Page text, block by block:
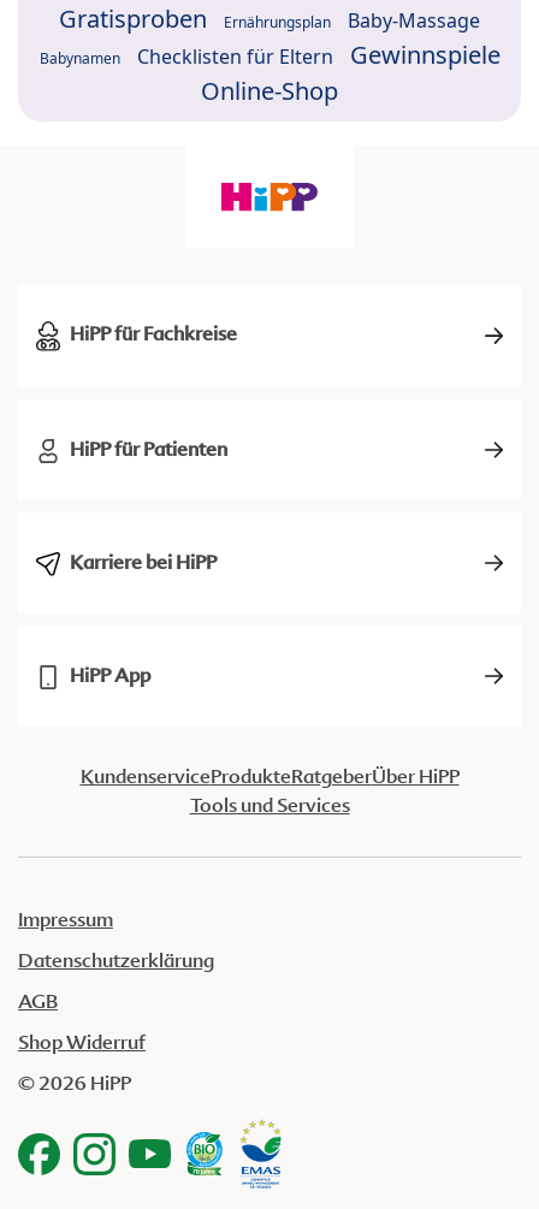
Gratisproben Ernährungsplan Baby-Massage
Babynamen Checklisten für Eltern
Gewinnspiele
Online-Shop
HiPP für Fachkreise
HiPP für Patienten
Karriere bei HiPP
HiPP App
KundenserviceProdukteRatgeberÜber HiPP
Tools und Services
Impressum
Datenschutzerklärung
AGB
Shop Widerruf
© 2026 HiPP